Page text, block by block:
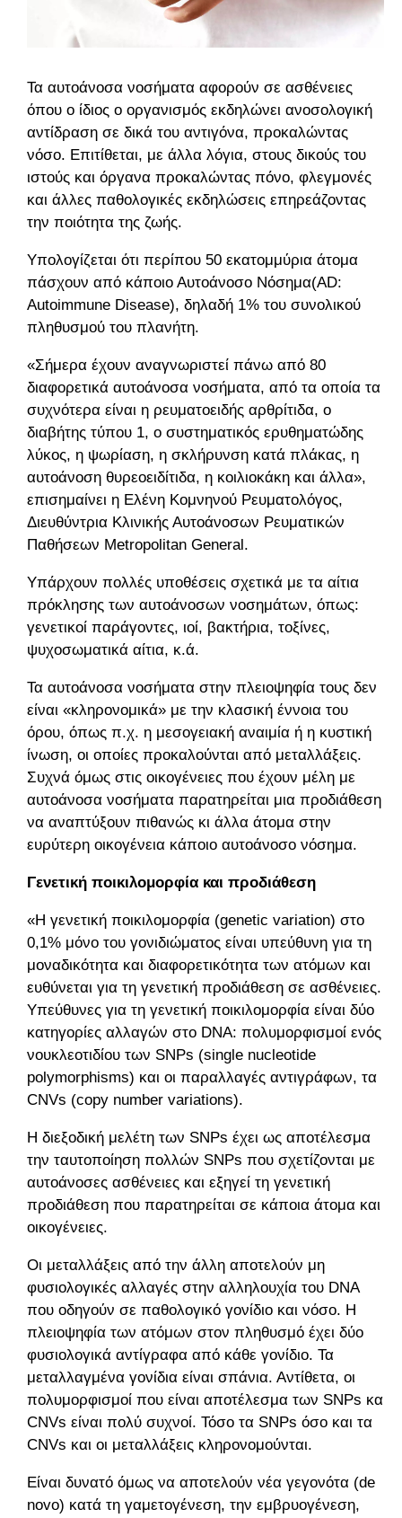
Τα αυτοάνοσα νοσήματα αφορούν σε ασθένειες
όπου ο ίδιος ο οργανισμός εκδηλώνει ανοσολογική
αντίδραση σε δικά του αντιγόνα, προκαλώντας
νόσο. Επιτίθεται, με άλλα λόγια, στους δικούς του
ιστούς και όργανα προκαλώντας πόνο, φλεγμονές
και άλλες παθολογικές εκδηλώσεις επηρεάζοντας
την ποιότητα της ζωής.
Υπολογίζεται ότι περίπου 50 εκατομμύρια άτομα
πάσχουν από κάποιο Αυτοάνοσο Νόσημα(AD:
Autoimmune Disease), δηλαδή 1% του συνολικού
πληθυσμού του πλανήτη.
«Σήμερα έχουν αναγνωριστεί πάνω από 80
διαφορετικά αυτοάνοσα νοσήματα, από τα οποία τα
συχνότερα είναι η ρευματοειδής αρθρίτιδα, ο
διαβήτης τύπου 1, ο συστηματικός ερυθηματώδης
λύκος, η ψωρίαση, η σκλήρυνση κατά πλάκας, η
αυτοάνοση θυρεοειδίτιδα, η κοιλιοκάκη και άλλα»,
επισημαίνει η Ελένη Κομνηνού Ρευματολόγος,
Διευθύντρια Κλινικής Αυτοάνοσων Ρευματικών
Παθήσεων Μetropolitan General.
Υπάρχουν πολλές υποθέσεις σχετικά με τα αίτια
πρόκλησης των αυτοάνοσων νοσημάτων, όπως:
γενετικοί παράγοντες, ιοί, βακτήρια, τοξίνες,
ψυχοσωματικά αίτια, κ.ά.
Τα αυτοάνοσα νοσήματα στην πλειοψηφία τους δεν
είναι «κληρονομικά» με την κλασική έννοια του
όρου, όπως π.χ. η μεσογειακή αναιμία ή η κυστική
ίνωση, οι οποίες προκαλούνται από μεταλλάξεις.
Συχνά όμως στις οικογένειες που έχουν μέλη με
αυτοάνοσα νοσήματα παρατηρείται μια προδιάθεση
να αναπτύξουν πιθανώς κι άλλα άτομα στην
ευρύτερη οικογένεια κάποιο αυτοάνοσο νόσημα.
Γενετική ποικιλομορφία και προδιάθεση
«Η γενετική ποικιλομορφία (genetic variation) στο
0,1% μόνο του γονιδιώματος είναι υπεύθυνη για τη
μοναδικότητα και διαφορετικότητα των ατόμων και
ευθύνεται για τη γενετική προδιάθεση σε ασθένειες.
Υπεύθυνες για τη γενετική ποικιλομορφία είναι δύο
κατηγορίες αλλαγών στο DNA: πολυμορφισμοί ενός
νουκλεοτιδίου των SNPs (single nucleotide
polymorphisms) και οι παραλλαγές αντιγράφων, τα
CNVs (copy number variations).
Η διεξοδική μελέτη των SNPs έχει ως αποτέλεσμα
την ταυτοποίηση πολλών SNPs που σχετίζονται με
αυτοάνοσες ασθένειες και εξηγεί τη γενετική
προδιάθεση που παρατηρείται σε κάποια άτομα και
οικογένειες.
Οι μεταλλάξεις από την άλλη αποτελούν μη
φυσιολογικές αλλαγές στην αλληλουχία του DNA
που οδηγούν σε παθολογικό γονίδιο και νόσο. Η
πλειοψηφία των ατόμων στον πληθυσμό έχει δύο
φυσιολογικά αντίγραφα από κάθε γονίδιο. Τα
μεταλλαγμένα γονίδια είναι σπάνια. Αντίθετα, οι
πολυμορφισμοί που είναι αποτέλεσμα των SNPs και
CNVs είναι πολύ συχνοί. Τόσο τα SNPs όσο και τα
CNVs και οι μεταλλάξεις κληρονομούνται.
Είναι δυνατό όμως να αποτελούν νέα γεγονότα (de
novo) κατά τη γαμετογένεση, την εμβρυογένεση,